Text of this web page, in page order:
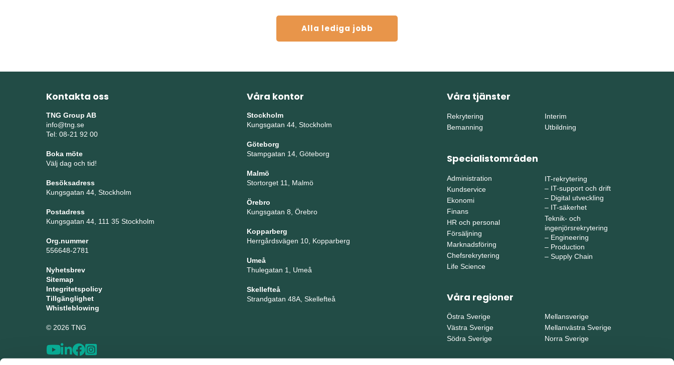
Alla lediga jobb
Kontakta oss
TNG Group AB
info@tng.se
Tel: 08-21 92 00
Boka möte
Välj dag och tid!
Besöksadress
Kungsgatan 44, Stockholm
Postadress
Kungsgatan 44, 111 35 Stockholm
Org.nummer
556648-2781
Nyhetsbrev
Sitemap
Integritetspolicy
Tillgänglighet
Whistleblowing
© 2026 TNG
Våra kontor
Stockholm
Kungsgatan 44, Stockholm
Göteborg
Stampgatan 14, Göteborg
Malmö
Stortorget 11, Malmö
Örebro
Kungsgatan 8, Örebro
Kopparberg
Herrgårdsvägen 10, Kopparberg
Umeå
Thulegatan 1, Umeå
Skellefteå
Strandgatan 48A, Skellefteå
Våra tjänster
Rekrytering
Bemanning
Interim
Utbildning
Specialistområden
Administration
Kundservice
Ekonomi
Finans
HR och personal
Försäljning
Marknadsföring
Chefsrekrytering
Life Science
IT-rekrytering
– IT-support och drift
– Digital utveckling
– IT-säkerhet
Teknik- och
ingenjörsrekrytering
– Engineering
– Production
– Supply Chain
Våra regioner
Östra Sverige
Västra Sverige
Södra Sverige
Mellansverige
Mellanvästra Sverige
Norra Sverige